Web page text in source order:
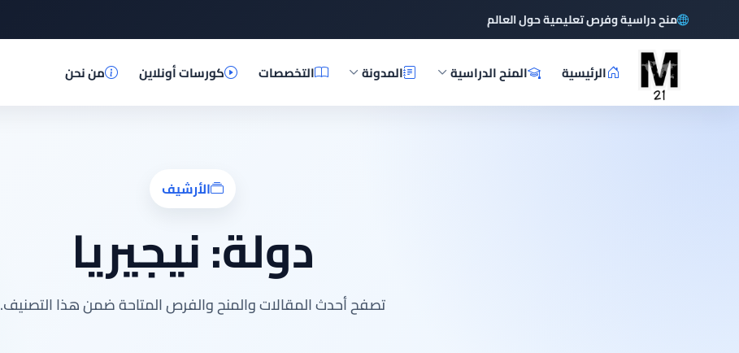
منح دراسية وفرص تعليمية حول العالم
الرئيسية المنح الدراسية المدونة التخصصات كورسات أونلاين من نحن
الأرشيف
دولة:نيجيريا
تصفح أحدث المقالات والمنح والفرص المتاحة ضمن هذا التصنيف.